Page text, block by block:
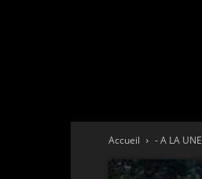
Accueil - A LA UNE